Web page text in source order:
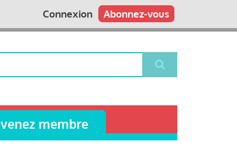
Abonnez-vous
Connexion
membre